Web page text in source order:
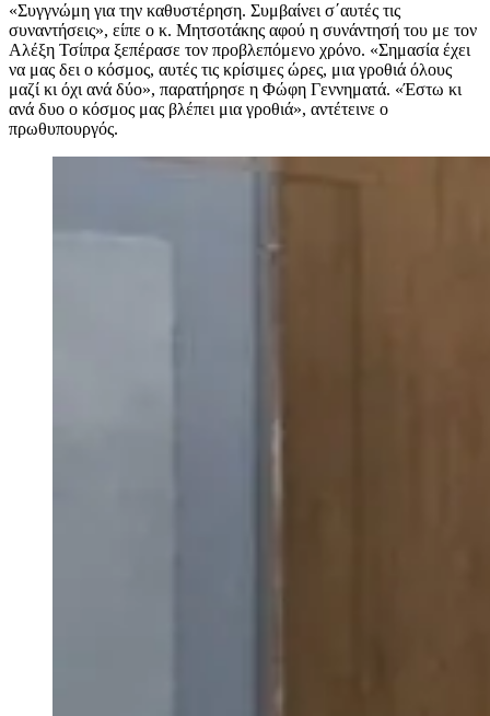
«Συγγνώμη για την καθυστέρηση. Συμβαίνει σ΄αυτές τις
συναντήσεις», είπε ο κ. Μητσοτάκης αφού η συνάντησή του με τον
Αλέξη Τσίπρα ξεπέρασε τον προβλεπόμενο χρόνο. «Σημασία έχει
να μας δει ο κόσμος, αυτές τις κρίσιμες ώρες, μια γροθιά όλους
μαζί κι όχι ανά δύο», παρατήρησε η Φώφη Γεννηματά. «Έστω κι
ανά δυο ο κόσμος μας βλέπει μια γροθιά», αντέτεινε ο
πρωθυπουργός.